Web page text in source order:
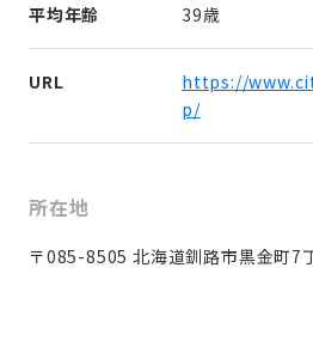
平均年齢 39歳
URL
https://
p/
所在地
〒085-8505 北海道釧路市黒金町7